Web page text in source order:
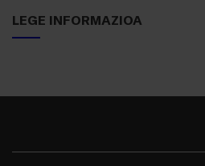
LEGE INFORMAZIOA